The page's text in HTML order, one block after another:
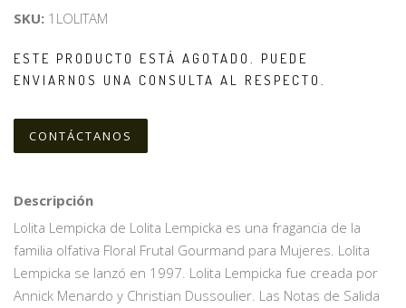
SKU: 1LOLITAM
ESTE PRODUCTO ESTÁ AGOTADO. PUEDE
ENVIARNOS UNA CONSULTA AL RESPECTO.
CONTÁCTANOS
Descripción
Lolita Lempicka de Lolita Lempicka es una fragancia de la
familia olfativa Floral Frutal Gourmand para Mujeres. Lolita
Lempicka se lanzó en 1997. Lolita Lempicka fue creada por
Annick Menardo y Christian Dussoulier. Las Notas de Salida